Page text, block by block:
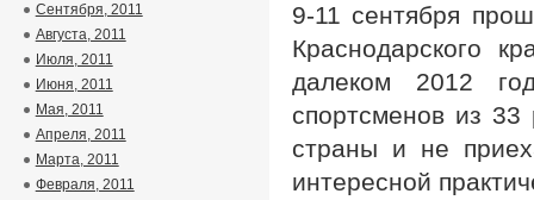
9-11 сентября
Краснодарского
далеком 2012
спортсменов из
страны и не
интересной
Сентября, 2011
Августа, 2011
Июля, 2011
Июня, 2011
Мая, 2011
Апреля, 2011
Марта, 2011
Февраля, 2011